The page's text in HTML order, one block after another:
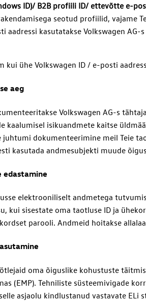
ID)/ B2B profiili ID/ ettevõtte e-
seotud profiilid, vajame
aadressi kasutatakse Volkswagen
kui ühe Volkswagen ID / e-posti
aeg
Volkswagen AG-s
kaalumisel isikuandmete kaitse
juhtumi dokumenteerimine meil Teie
kasutada andmesubjekti muude
edastamine
elektrooniliselt andmetega
kui sisestate oma taotluse ID ja
parooli. Andmeid hoitakse
oma õiguslike kohustuste
(EMP). Tehniliste süsteemivigade
asjaolu kindlustanud vastavate